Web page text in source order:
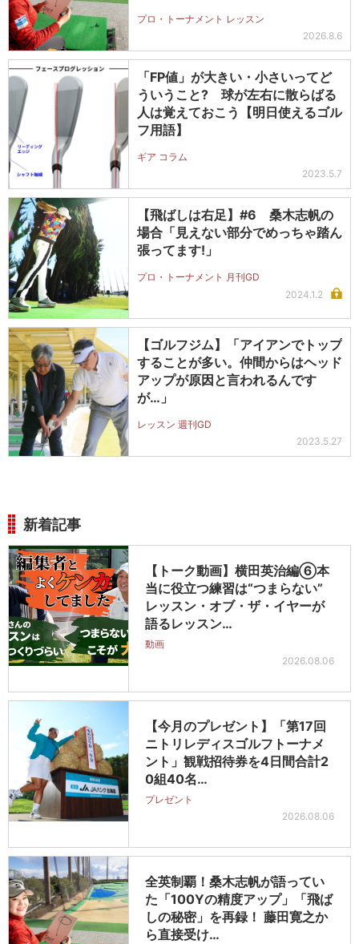
プロ・トーナメント レッスン
2026.8.6
「FP値」が大きい・小さいってど
ういうこと? 球が左右に散らばる
人は覚えておこう【明日使えるゴル
フ用語】
ギア コラム
2023.5.7
【飛ばしは右足】#6 桑木志帆の
場合「見えない部分でめっちゃ踏ん
張ってます!」
プロ・トーナメント 月刊GD
2024.1.2
【ゴルフジム】「アイアンでトップ
することが多い。仲間からはヘッド
アップが原因と言われるんです
が…」
レッスン 週刊GD
2023.5.27
新着記事
【トーク動画】横田英治編⑥本
当に役立つ練習は“つまらない”
レッスン・オブ・ザ・イヤーが
語るレッスン…
動画
2026.08.06
【今月のプレゼント】「第17回
ニトリレディスゴルフトーナメ
ント」観戦招待券を4日間合計2
0組40名…
プレゼント
2026.08.06
全英制覇！桑木志帆が語ってい
た「100Yの精度アップ」「飛ば
しの秘密」を再録！ 藤田寛之か
ら直接受け…